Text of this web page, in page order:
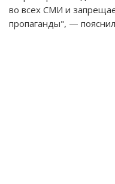
во всех СМИ и
пропаганды", —